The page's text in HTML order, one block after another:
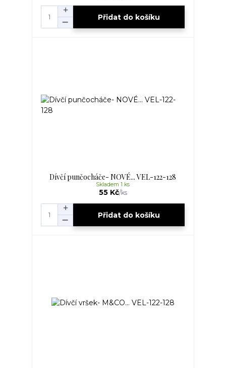
Přidat do košíku
Dívčí punčocháče- NOVÉ... VEL-122-128
55 Kč/ks
Skladem 1 ks
Přidat do košíku